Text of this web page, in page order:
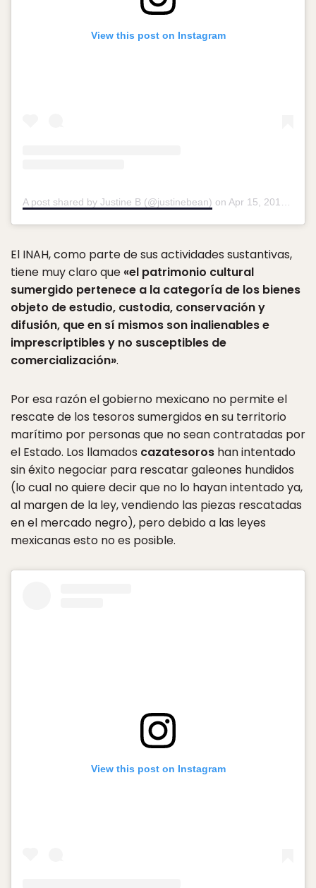
View this post on Instagram
A post shared by Justine B (@justinebean) on Apr 15, 2019 at 3:53pm PDT
El INAH, como parte de sus actividades sustantivas,
tiene muy claro que «el patrimonio cultural
sumergido pertenece a la categoría de los bienes
objeto de estudio, custodia, conservación y
difusión, que en sí mismos son inalienables e
imprescriptibles y no susceptibles de
comercialización».
Por esa razón el gobierno mexicano no permite el
rescate de los tesoros sumergidos en su territorio
marítimo por personas que no sean contratadas por
el Estado. Los llamados cazatesoros han intentado
sin éxito negociar para rescatar galeones hundidos
(lo cual no quiere decir que no lo hayan intentado ya,
al margen de la ley, vendiendo las piezas rescatadas
en el mercado negro), pero debido a las leyes
mexicanas esto no es posible.
View this post on Instagram